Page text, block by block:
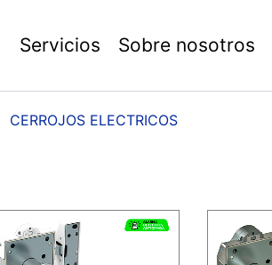
Servicios Sobre nosotros
CERROJOS ELECTRICOS